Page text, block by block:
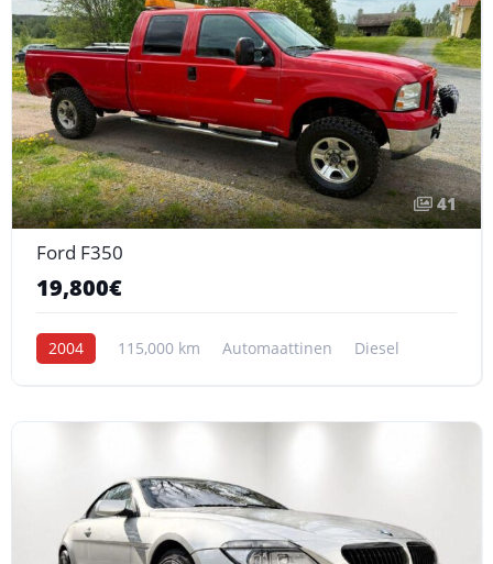
41
Ford F350
19,800€
2004 115,000 km Automaattinen Diesel